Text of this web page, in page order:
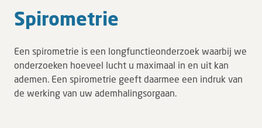
Afdelingen
Behandelingen
Bloedafname
Kinderwebsite
Spi­ro­me­trie
Een spirometrie is een longfunctieonderzoek waarbij we
onderzoeken hoeveel lucht u maximaal in en uit kan
ademen. Een spirometrie geeft daarmee een indruk van
de werking van uw ademhalingsorgaan.